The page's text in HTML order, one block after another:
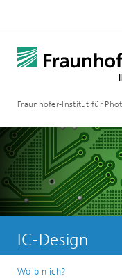
Fraunhofer-Institut für
IC-Design
Wo bin ich?